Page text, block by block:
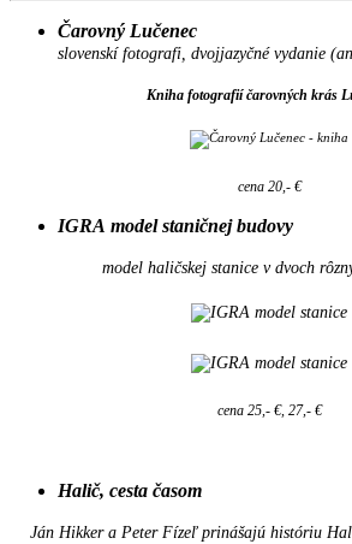
Čarovný Lučenec
slovenskí fotografi, dvojjazyčné vydanie
Kniha fotografií čarovných krás
cena 20,- €
IGRA model staničnej budovy
model haličskej stanice v dvoch
cena 25,- €, 27,- €
Halič, cesta časom
Ján Hikker a Peter Fízeľ prinášajú históriu